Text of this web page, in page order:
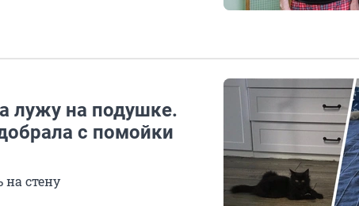
лужу на подушке.
с помойки
на стену